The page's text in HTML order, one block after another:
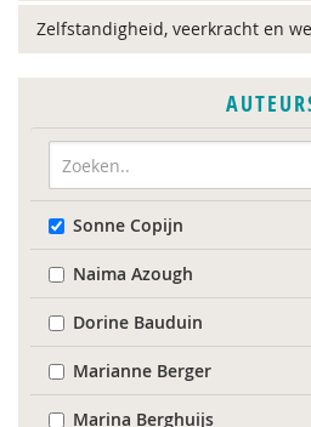
Zelfstandigheid, veerkracht en
Sonne Copijn
Naima Azough
Dorine Bauduin
Marianne Berger
Marina Berghuijs